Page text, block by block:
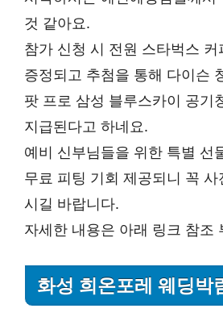
것 같아요.
참가 신청 시 전원 스타벅스 커
증정되고 추첨을 통해 다이슨
팟 프로 삼성 블루스카이 공기
지급된다고 하네요.
예비 신부님들을 위한 특별 선
무료 피팅 기회 제공되니 꼭
시길 바랍니다.
자세한 내용은 아래 링크 참조
화성 희온포레 웨딩박